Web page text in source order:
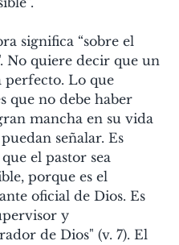
significa “sobre el
No quiere decir que un
perfecto. Lo que
que no debe haber
mancha en su vida
señalar. Es
el pastor sea
porque es el
oficial de Dios. Es
y
de Dios" (v. 7). El